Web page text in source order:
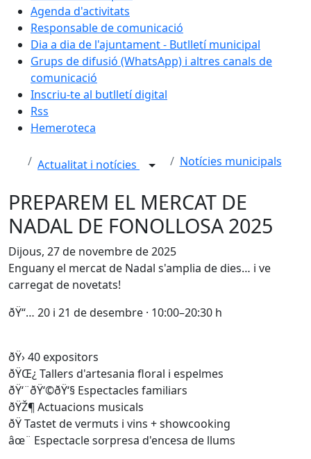
Agenda d'activitats
Responsable de comunicació
Dia a dia de l'ajuntament - Butlletí municipal
Grups de difusió (WhatsApp) i altres canals de
comunicació
Inscriu-te al butlletí digital
Rss
Hemeroteca
Actualitat i notícies Notícies municipals
PREPAREM EL MERCAT DE
NADAL DE FONOLLOSA 2025
Dijous, 27 de novembre de 2025
Enguany el mercat de Nadal s'amplia de dies… i ve
carregat de novetats!
ðŸ“… 20 i 21 de desembre · 10:00–20:30 h
ðŸ›️ 40 expositors
ðŸŒ¿ Tallers d'artesania floral i espelmes
ðŸ‘¨‍ðŸ‘©‍ðŸ‘§ Espectacles familiars
ðŸŽ¶ Actuacions musicals
ðŸ Tastet de vermuts i vins + showcooking
âœ¨ Espectacle sorpresa d'encesa de llums